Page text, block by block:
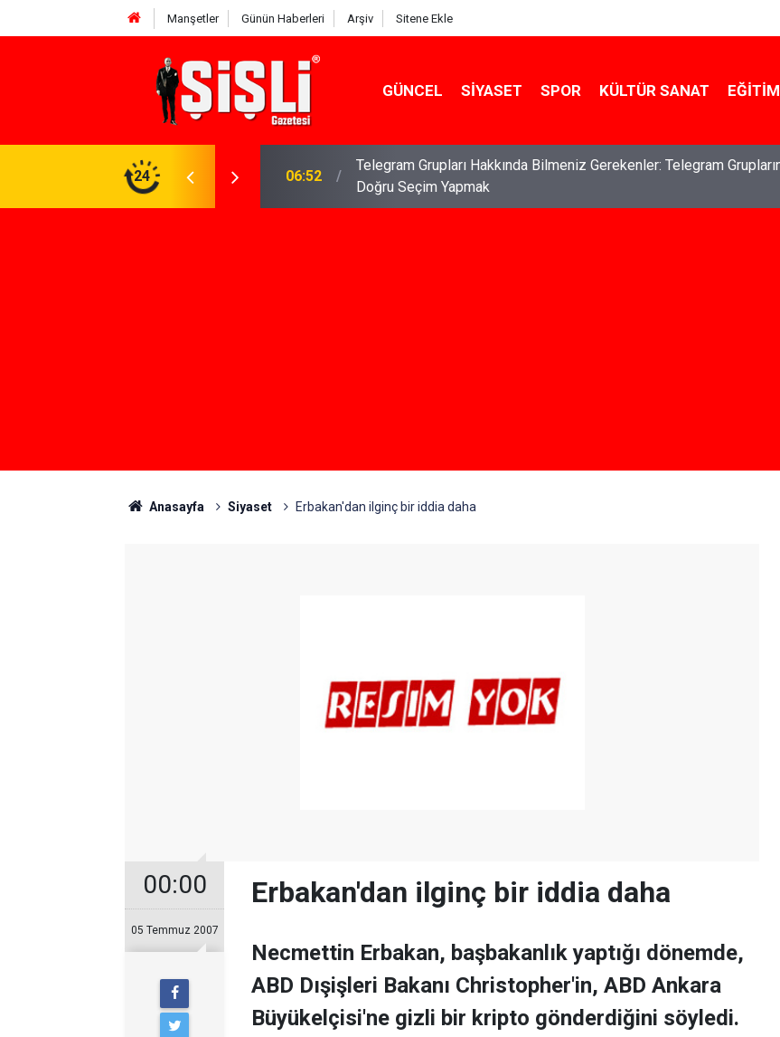
Manşetler Günün Haberleri Arşiv Sitene Ekle
GÜNCEL SIYASET SPOR KÜLTÜR SANAT EĞITIM
24
Gerekenler: Telegram Gruplarında Daha
04:43 İş Davaları: Haklarınızı Bilmek ve Koruma Altına Almak
Anasayfa Siyaset Erbakan'dan ilginç bir iddia daha
00:00
05 Temmuz 2007
Erbakan'dan ilginç bir iddia daha
Necmettin Erbakan, başbakanlık yaptığı dönemde,
ABD Dışişleri Bakanı Christopher'in, ABD Ankara
Büyükelçisi'ne gizli bir kripto gönderdiğini söyledi.